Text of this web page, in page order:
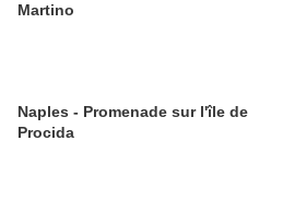
Martino
Naples - Promenade sur l'île de
Procida